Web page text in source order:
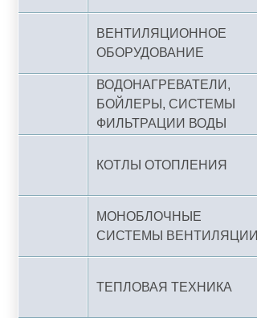
ВЕНТИЛЯЦИОННОЕ
ОБОРУДОВАНИЕ
ВОДОНАГРЕВАТЕЛИ,
БОЙЛЕРЫ, СИСТЕМЫ
ФИЛЬТРАЦИИ ВОДЫ
КОТЛЫ ОТОПЛЕНИЯ
МОНОБЛОЧНЫЕ
СИСТЕМЫ ВЕНТИЛЯЦИИ
ТЕПЛОВАЯ ТЕХНИКА